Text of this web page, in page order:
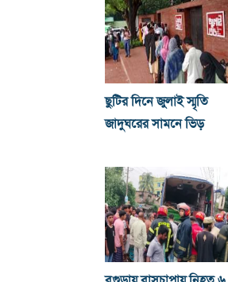
ছুটির দিনে জুলাই স্মৃতি
জাদুঘরের সামনে ভিড়